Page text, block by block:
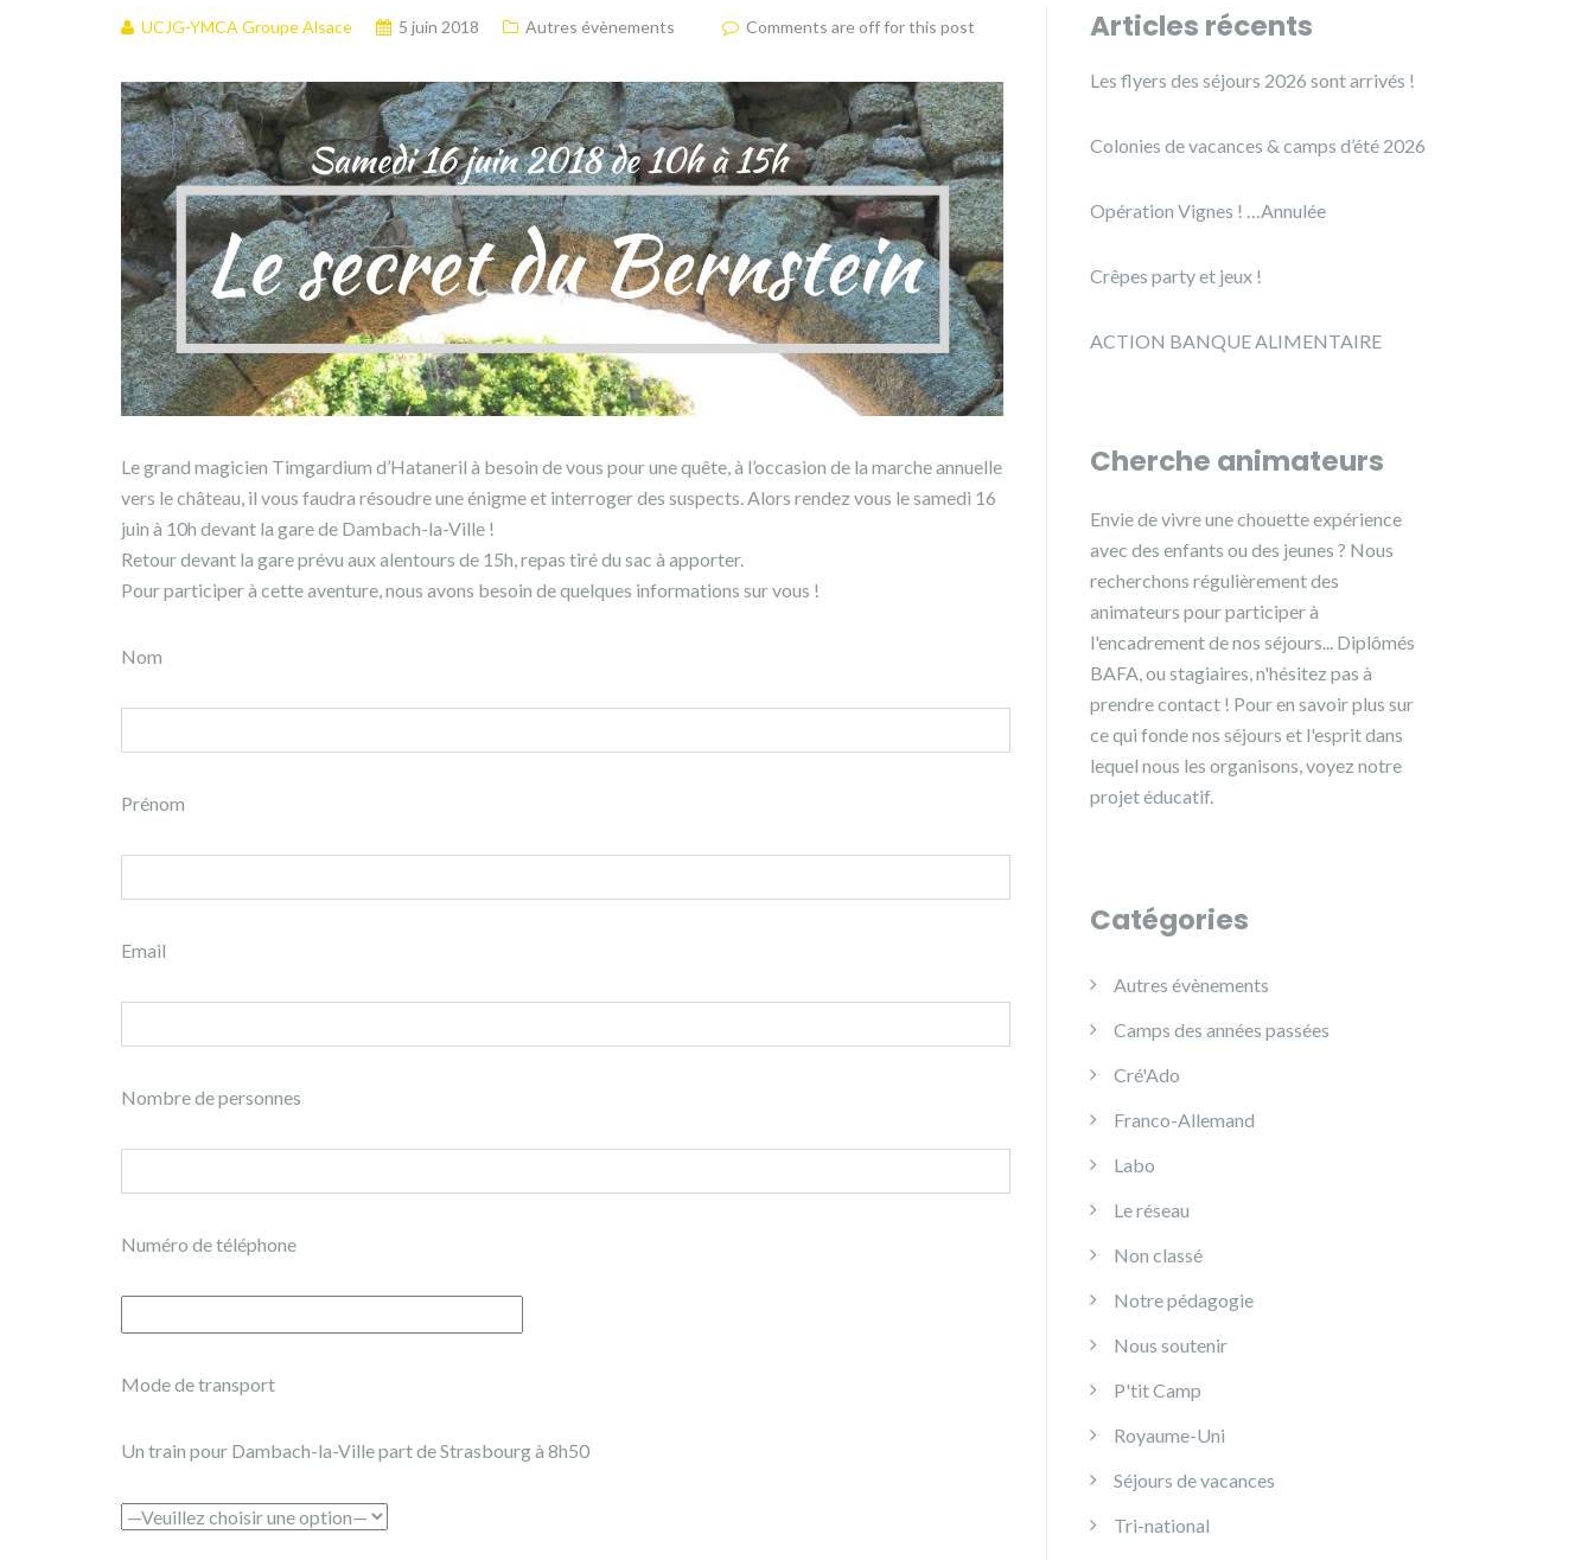
UCJG-YMCA Groupe Alsace 5 juin 2018 Autres évènements Comments are off for this post
Le grand magicien Timgardium d’Hataneril à besoin de vous pour une quête, à l’occasion de la marche annuelle
vers le château, il vous faudra résoudre une énigme et interroger des suspects. Alors rendez vous le samedi 16
juin à 10h devant la gare de Dambach-la-Ville !
Retour devant la gare prévu aux alentours de 15h, repas tiré du sac à apporter.
Pour participer à cette aventure, nous avons besoin de quelques informations sur vous !
Nom
Prénom
Email
Nombre de personnes
Numéro de téléphone
Mode de transport
Un train pour Dambach-la-Ville part de Strasbourg à 8h50
Articles récents
Les flyers des séjours 2026 sont arrivés !
Colonies de vacances & camps d’été 2026
Opération Vignes ! …Annulée
Crêpes party et jeux !
ACTION BANQUE ALIMENTAIRE
Cherche animateurs
Envie de vivre une chouette expérience
avec des enfants ou des jeunes ? Nous
recherchons régulièrement des
animateurs pour participer à
l'encadrement de nos séjours... Diplômés
BAFA, ou stagiaires, n'hésitez pas à
prendre contact ! Pour en savoir plus sur
ce qui fonde nos séjours et l'esprit dans
lequel nous les organisons, voyez notre
projet éducatif.
Catégories
Autres évènements
Camps des années passées
Cré'Ado
Franco-Allemand
Labo
Le réseau
Non classé
Notre pédagogie
Nous soutenir
P'tit Camp
Royaume-Uni
Séjours de vacances
Tri-national